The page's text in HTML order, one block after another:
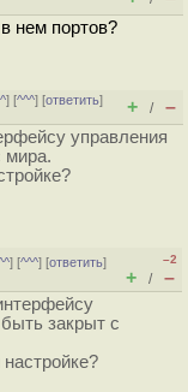
нем портов?
] [^^^] [ответить]
+ / –
управления
мира.
] [^^^] [ответить]
–2
+ / –
закрыт с